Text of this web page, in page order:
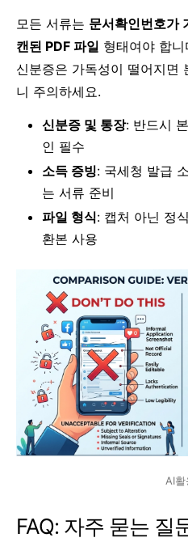
모든 서류는 문서확인번호가
캔된 PDF 파일 형태여야 합
신분증은 가독성이 떨어지면
니 주의하세요.
신분증 및 통장: 반드시
인 필수
소득 증빙: 국세청 발급
는 서류 준비
파일 형식: 캡처 아닌 정
환본 사용
AI활
FAQ: 자주 묻는 질